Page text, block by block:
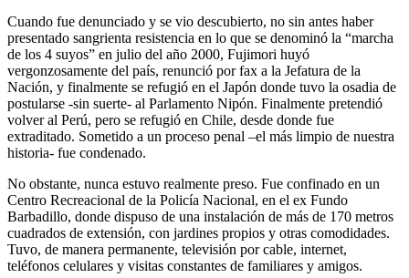
Cuando fue denunciado y se vio descubierto, no sin antes haber
presentado sangrienta resistencia en lo que se denominó la “marcha
de los 4 suyos” en julio del año 2000, Fujimori huyó
vergonzosamente del país, renunció por fax a la Jefatura de la
Nación, y finalmente se refugió en el Japón donde tuvo la osadia de
postularse -sin suerte- al Parlamento Nipón. Finalmente pretendió
volver al Perú, pero se refugió en Chile, desde donde fue
extraditado. Sometido a un proceso penal –el más limpio de nuestra
historia- fue condenado.
No obstante, nunca estuvo realmente preso. Fue confinado en un
Centro Recreacional de la Policía Nacional, en el ex Fundo
Barbadillo, donde dispuso de una instalación de más de 170 metros
cuadrados de extensión, con jardines propios y otras comodidades.
Tuvo, de manera permanente, televisión por cable, internet,
teléfonos celulares y visitas constantes de familiares y amigos.